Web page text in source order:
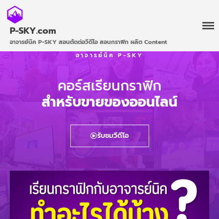
เข้าเรียนฟรี
คอร์สทั้งหมด
P-SKY.com
อาจารย์นิค P-SKY สอนตัดต่อวีดีโอ สอนกราฟิก ผลิต Content
อาจารย์นิค P-SKY
คอร์สเรียนกราฟิก
สำหรับขายของออนไลน์
รับชมวีดีโอ